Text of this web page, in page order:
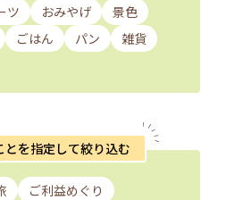
ツ おみやげ
景色
ごはん パン
雑貨
とを指定して絞り込む
ご利益めぐり